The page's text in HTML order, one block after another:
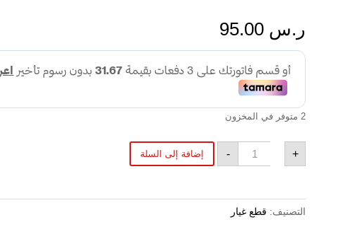
ر.س
2 متوفر في المخزون
-
الكمية
+ إضافة إلى السلة
التصنيف: قطع غيار